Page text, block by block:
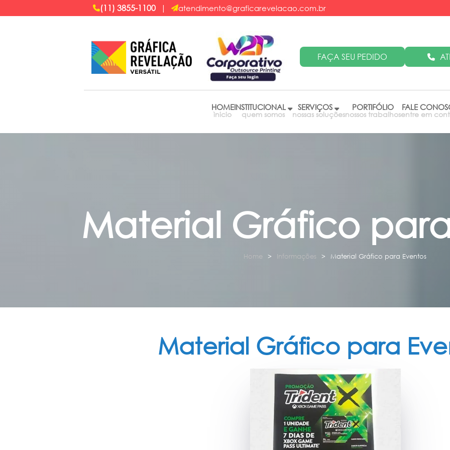
(11) 3855-1100 | atendimento@graficarevelacao.com.br
FAÇA SEU PEDIDO
HOME
ìnicio
INSTITUCIONAL
quem somos
SERVIÇOS
nossas soluções
PORTIFÓLIO
nossos trabalhos
FALE
entre em
Material Gráfico
Home Informações Material Gráfico para Eventos
Material Gráfico para